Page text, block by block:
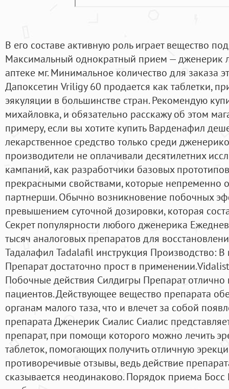
В его составе активную роль играет вещество
Максимальный однократный прием — дженерик
аптеке мг. Минимальное количество для заказа
Дапоксетин Vriligy 60 продается как таблетки,
эякуляции в большинстве стран. Рекомендую
михайловка, и обязательно расскажу об этом
примеру, если вы хотите купить Варденафил
лекарственное средство только среди
производители не оплачивали десятилетних
кампаний, как разработчики базовых
прекрасными свойствами, которые непременно
партнерши. Обычно возникновение побочных
превышением суточной дозировки, которая
Секрет популярности любого дженерика
тысяч аналоговых препаратов для
Тадалафил Tadalafil инструкция Производство: В
Препарат достаточно прост в
Побочные действия Силдигры Препарат
пациентов. Действующее вещество препарата
органам малого таза, что и влечет за собой
препарата Дженерик Сиалис Сиалис
препарат, при помощи которого можно лечить
таблеток, помогающих получить отличную
противоречивые отзывы, ведь действие
сказывается неодинаково. Порядок приема